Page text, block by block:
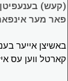
(קעש) בענעפיטן
פאר מער
קארטל ווען עס